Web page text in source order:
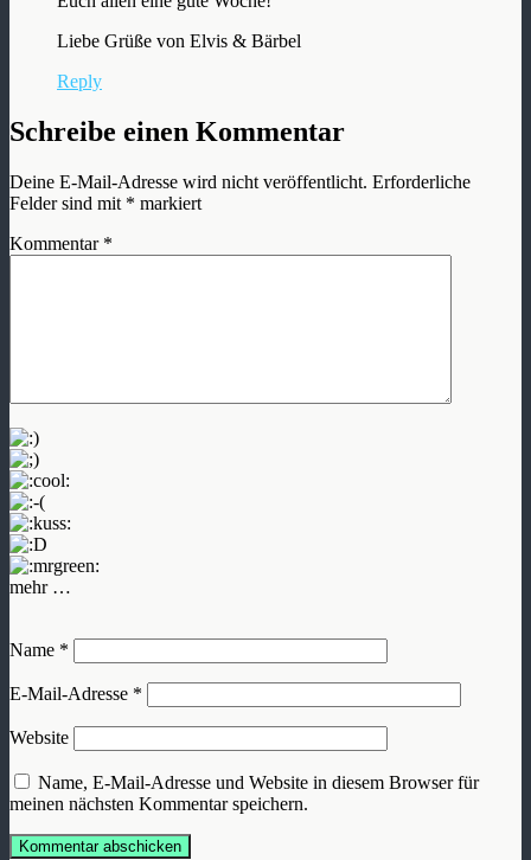
Liebe Grüße von Elvis & Bärbel
Reply
Schreibe einen Kommentar
Deine E-Mail-Adresse wird nicht veröffentlicht. Erforderliche
Felder sind mit * markiert
Kommentar *
mehr …
Name *
E-Mail-Adresse *
Website
Name, E-Mail-Adresse und Website in diesem Browser für
meinen nächsten Kommentar speichern.